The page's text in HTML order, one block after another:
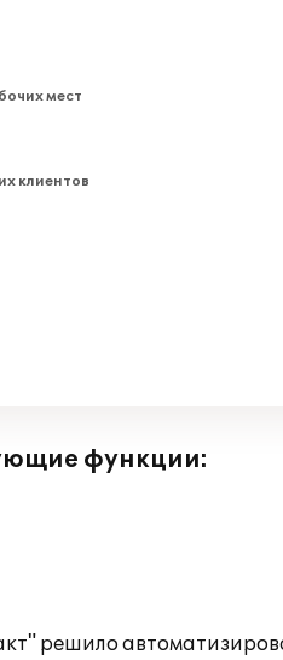
мест
клиентов
функции:
решило